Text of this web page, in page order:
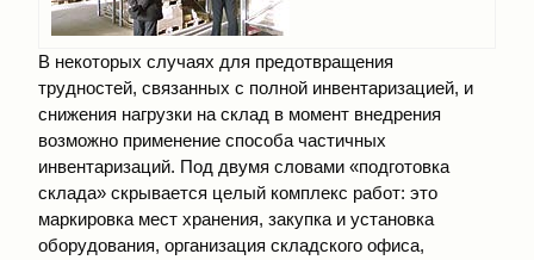
В некоторых случаях для предотвращения
трудностей, связанных с полной инвентаризацией, и
снижения нагрузки на склад в момент внедрения
возможно применение способа частичных
инвентаризаций. Под двумя словами «подготовка
склада» скрывается целый комплекс работ: это
маркировка мест хранения, закупка и установка
оборудования, организация складского офиса,